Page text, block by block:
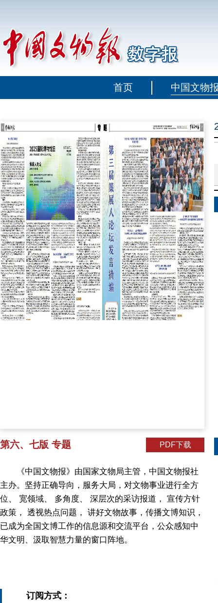
首页 中国文物
第六、七版 专题 PDF下载
《中国文物报》由国家文物局主管，中国文物报社
主办。坚持正确导向，服务大局，对文物事业进行全方
位、 宽领域、 多角度、 深层次的采访报道， 宣传方针
政策， 透视热点问题， 讲好文物故事，传播文博知识，
已成为全国文博工作的信息源和交流平台，公众感知中
华文明、汲取智慧力量的窗口阵地。
订阅方式：